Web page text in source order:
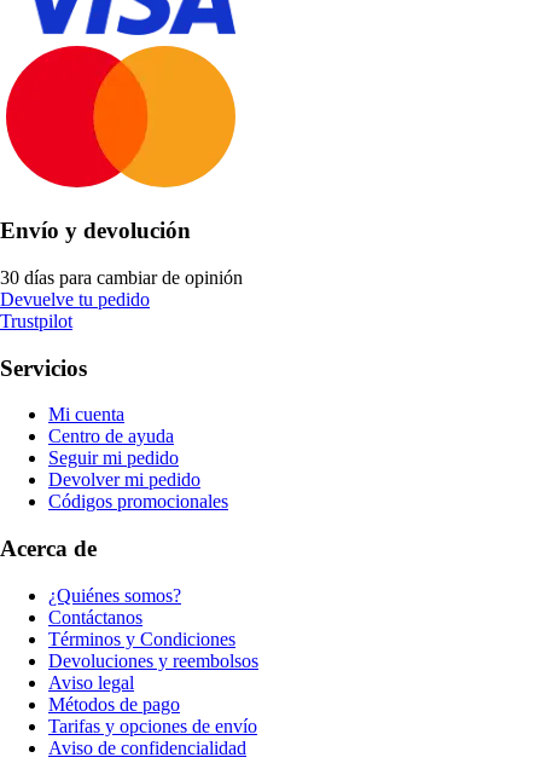
Envío y devolución
30 días para cambiar de opinión
Devuelve tu pedido
Trustpilot
Servicios
Mi cuenta
Centro de ayuda
Seguir mi pedido
Devolver mi pedido
Códigos promocionales
Acerca de
¿Quiénes somos?
Contáctanos
Términos y Condiciones
Devoluciones y reembolsos
Aviso legal
Métodos de pago
Tarifas y opciones de envío
Aviso de confidencialidad